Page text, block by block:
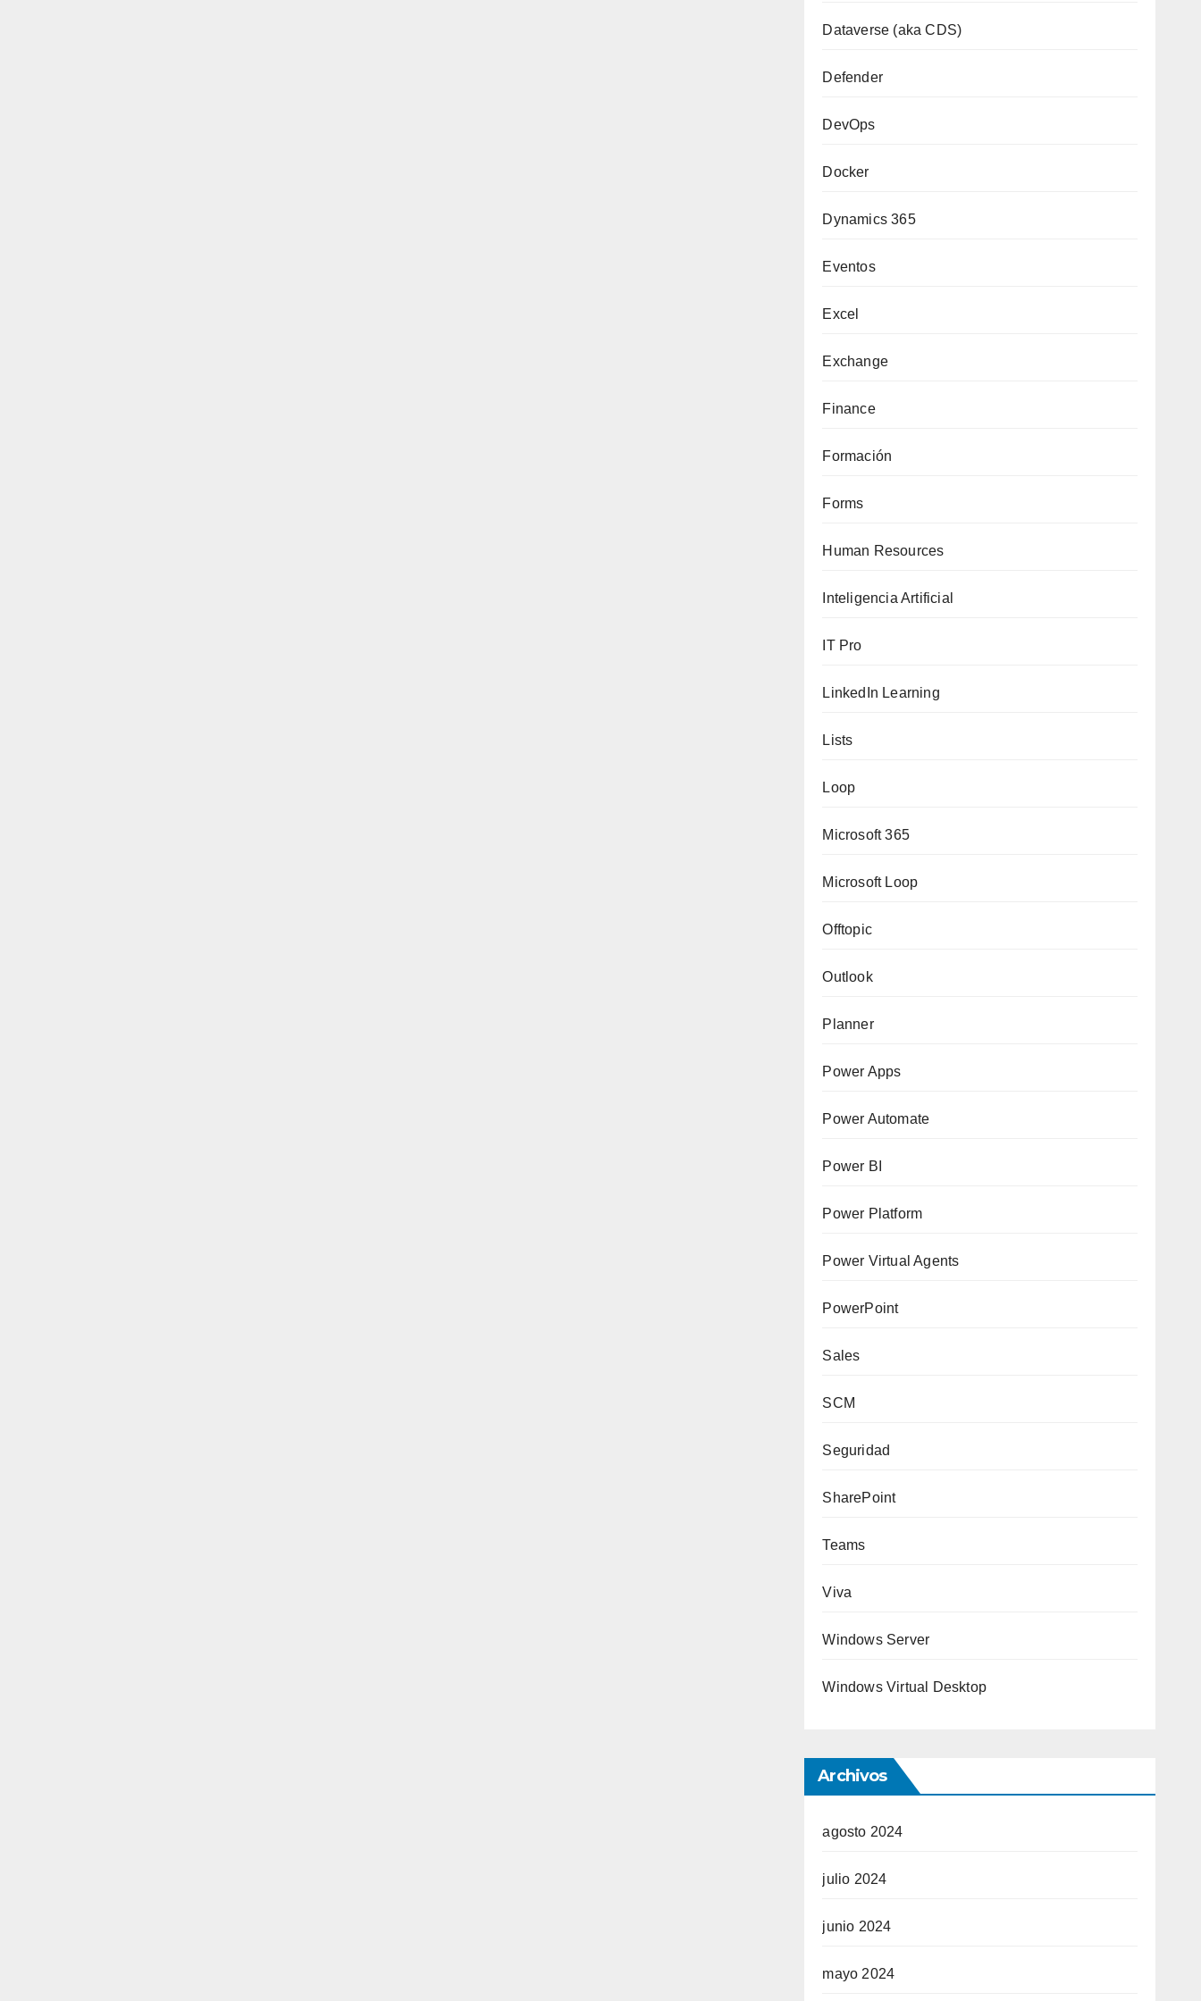
Dataverse (aka CDS)
Defender
DevOps
Docker
Dynamics 365
Eventos
Excel
Exchange
Finance
Formación
Forms
Human Resources
Inteligencia Artificial
IT Pro
LinkedIn Learning
Lists
Loop
Microsoft 365
Microsoft Loop
Offtopic
Outlook
Planner
Power Apps
Power Automate
Power BI
Power Platform
Power Virtual Agents
PowerPoint
Sales
SCM
Seguridad
SharePoint
Teams
Viva
Windows Server
Windows Virtual Desktop
Archivos
agosto 2024
julio 2024
junio 2024
mayo 2024